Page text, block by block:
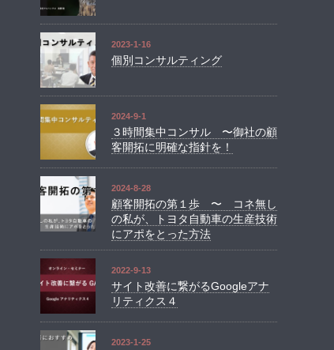
2023-1-16
個別コンサルティング
2024-9-1
３時間集中コンサル 〜御社の顧
客開拓に明確な指針を！
2024-8-28
顧客開拓の第１歩 〜 コネ無し
の私が、トヨタ自動車の生産技術
にアポをとった方法
2022-9-13
サイト改善に繋がるGoogleアナ
リティクス４
2023-1-25